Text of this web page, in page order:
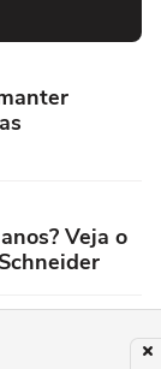
Veja o